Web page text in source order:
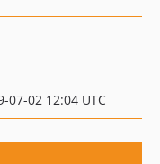
07-02 12:04 UTC